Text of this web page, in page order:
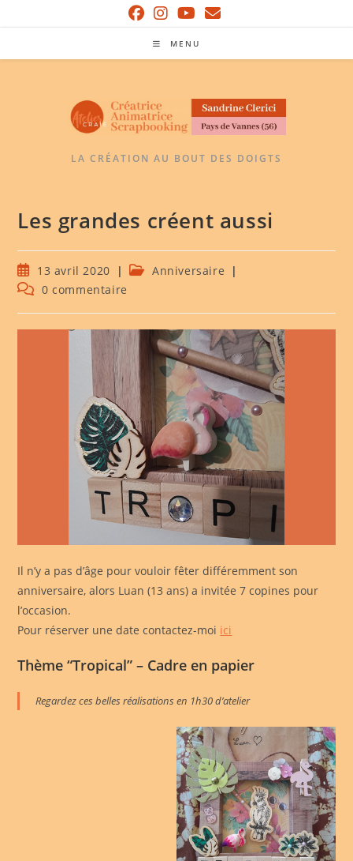
MENU
LA CRÉATION AU BOUT DES DOIGTS
Les grandes créent aussi
Publication
publiée :
13 avril 2020
Post Anniversaire
Commentaires
la
publication :
0 commentaire
Il n’y a pas d’âge pour vouloir fêter différemment son
anniversaire, alors Luan (13 ans) a invitée 7 copines pour
l’occasion.
Pour réserver une date contactez-moi ici
Thème “Tropical” – Cadre en papier
Regardez ces belles réalisations en 1h30 d’atelier